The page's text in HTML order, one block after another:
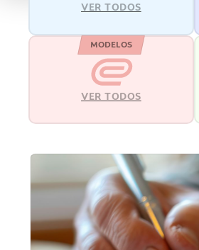
VER TODOS
MODELOS
VER TODOS